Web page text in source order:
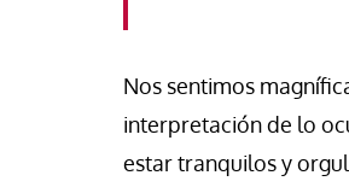
Nos sentimos
interpretación de lo
estar tranquilos y